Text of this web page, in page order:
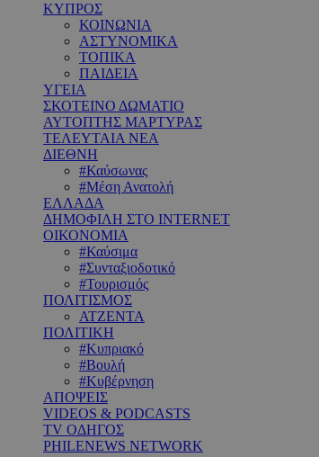
ΚΥΠΡΟΣ
ΚΟΙΝΩΝΙΑ
ΑΣΤΥΝΟΜΙΚΑ
ΤΟΠΙΚΑ
ΠΑΙΔΕΙΑ
ΥΓΕΙΑ
ΣΚΟΤΕΙΝΟ ΔΩΜΑΤΙΟ
ΑΥΤΟΠΤΗΣ ΜΑΡΤΥΡΑΣ
ΤΕΛΕΥΤΑΙΑ ΝΕΑ
ΔΙΕΘΝΗ
#Καύσωνας
#Μέση Ανατολή
ΕΛΛΑΔΑ
ΔΗΜΟΦΙΛΗ ΣΤΟ INTERNET
ΟΙΚΟΝΟΜΙΑ
#Καύσιμα
#Συνταξιοδοτικό
#Τουρισμός
ΠΟΛΙΤΙΣΜΟΣ
ΑΤΖΕΝΤΑ
ΠΟΛΙΤΙΚΗ
#Κυπριακό
#Βουλή
#Κυβέρνηση
ΑΠΟΨΕΙΣ
VIDEOS & PODCASTS
TV ΟΔΗΓΟΣ
PHILENEWS NETWORK